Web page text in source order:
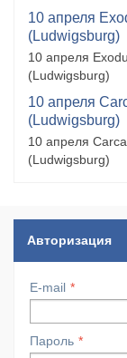
10 апреля
(Ludwigsburg)
10 апреля
(Ludwigsburg)
10 апреля
(Ludwigsburg)
10 апреля
(Ludwigsburg)
Авторизация
E-mail
Пароль